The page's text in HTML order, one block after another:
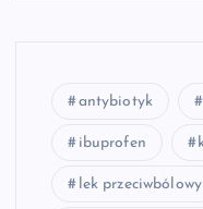
antybiotyk
ibuprofen
lek przeciwbólowy